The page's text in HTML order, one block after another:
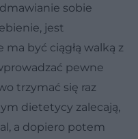
sobie
jest
być ciągłą walką z
pewne
trzymać się raz
dietetycy zalecają,
a dopiero potem